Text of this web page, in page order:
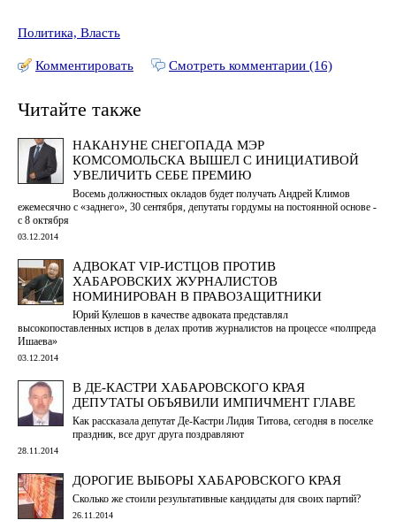
Политика, Власть
Комментировать Смотреть комментарии (16)
Читайте также
НАКАНУНЕ СНЕГОПАДА МЭР
КОМСОМОЛЬСКА ВЫШЕЛ С ИНИЦИАТИВОЙ
УВЕЛИЧИТЬ СЕБЕ ПРЕМИЮ
Восемь должностных окладов будет получать Андрей Климов
ежемесячно с «заднего», 30 сентября, депутаты гордумы на постоянной основе -
с 8 октября
03.12.2014
АДВОКАТ VIP-ИСТЦОВ ПРОТИВ
ХАБАРОВСКИХ ЖУРНАЛИСТОВ
НОМИНИРОВАН В ПРАВОЗАЩИТНИКИ
Юрий Кулешов в качестве адвоката представлял
высокопоставленных истцов в делах против журналистов на процессе «полпреда
Ишаева»
03.12.2014
В ДЕ-КАСТРИ ХАБАРОВСКОГО КРАЯ
ДЕПУТАТЫ ОБЪЯВИЛИ ИМПИЧМЕНТ ГЛАВЕ
Как рассказала депутат Де-Кастри Лидия Титова, сегодня в поселке
праздник, все друг друга поздравляют
28.11.2014
ДОРОГИЕ ВЫБОРЫ ХАБАРОВСКОГО КРАЯ
Сколько же стоили результативные кандидаты для своих партий?
26.11.2014